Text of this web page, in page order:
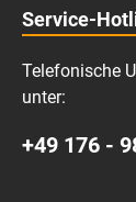
Service-
Telefonische
unter:
+49 176 -